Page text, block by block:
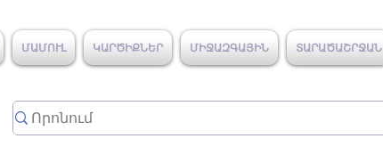
ՄԱՄՈՒԼ ԿԱՐԾԻՔՆԵՐ ՄԻՋԱԶԳԱՅԻՆ ՏԱՐԱԾԱՇՐՋԱՆ